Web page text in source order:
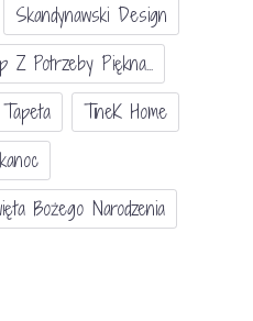
Skandynawski Design
Z Potrzeby Piękna...
Tapeta
TineK Home
Bożego Narodzenia